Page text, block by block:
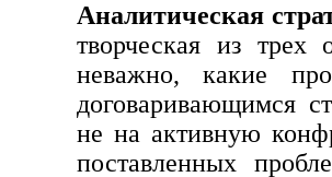
Аналитическая
творческая из трех
неважно, какие
договаривающимся
не на активную
поставленных